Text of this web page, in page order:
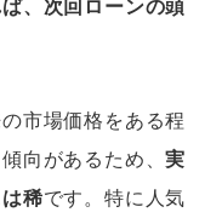
、次回ローンの頭
市場価格をある程
向があるため、実
稀です。特に人気